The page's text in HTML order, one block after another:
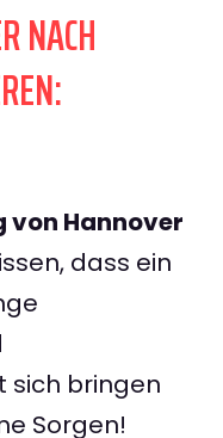
NACH
von Hannover
dass ein
sich bringen
Sorgen!